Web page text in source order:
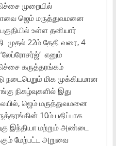
முறையில்
ஜெம் மருத்துவமனை
உள்ள தனியார்
முதல் 22ம் தேதி வரை, 4
எனும்
கருத்தரங்கம்
மிக முக்கியமான
நிகழ்வுகளில் இது
ஜெம் மருத்துவமனை
10ம் பதிப்பாக
இந்தியா மற்றும் அண்டை
மேற்பட்ட அறுவை